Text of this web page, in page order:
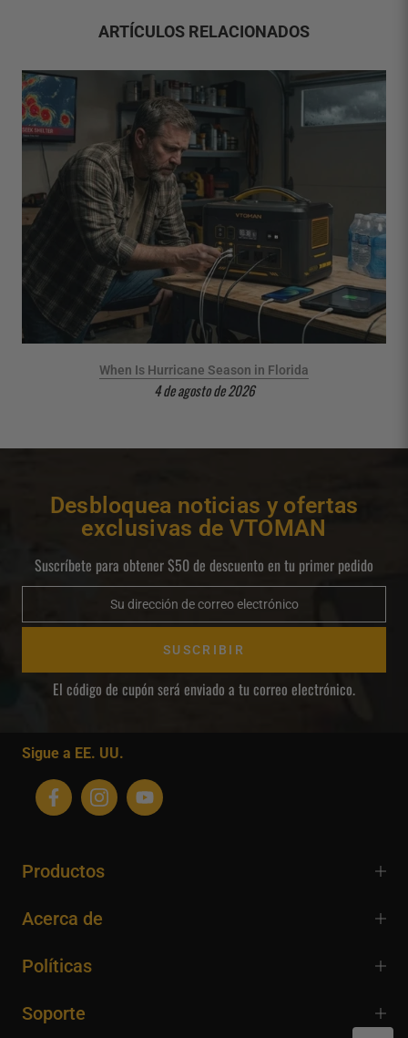
ARTÍCULOS RELACIONADOS
When Is Hurricane Season in Florida
4 de agosto de 2026
Desbloquea noticias y ofertas
exclusivas de VTOMAN
Suscríbete para obtener $50 de descuento en tu primer pedido
SUSCRIBIR
El código de cupón será enviado a tu correo electrónico.
Sigue a EE. UU.
Productos
Acerca de
Políticas
Soporte